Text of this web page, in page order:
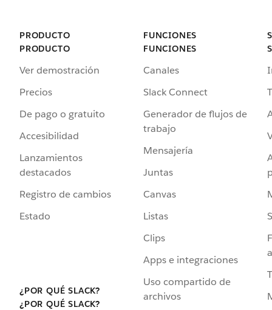
PRODUCTO
PRODUCTO
Ver demostración
Precios
De pago o gratuito
Accesibilidad
Lanzamientos
destacados
Registro de cambios
Estado
¿POR QUÉ SLACK?
¿POR QUÉ SLACK?
FUNCIONES
FUNCIONES
Canales
Slack Connect
Generador de flujos de
trabajo
Mensajería
Juntas
Canvas
Listas
Clips
Apps e integraciones
Uso compartido de
archivos